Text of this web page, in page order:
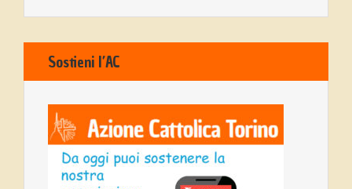
Sostieni l’AC